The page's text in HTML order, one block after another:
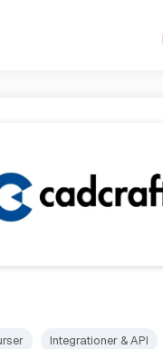
Integrationer & API